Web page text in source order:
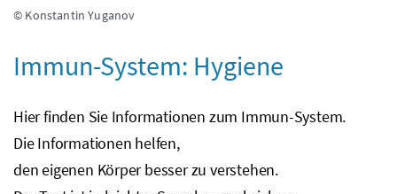
© Konstantin Yuganov
Immun-System: Hygiene
Hier finden Sie Informationen zum Immun-System.
Die Informationen helfen,
den eigenen Körper besser zu verstehen.